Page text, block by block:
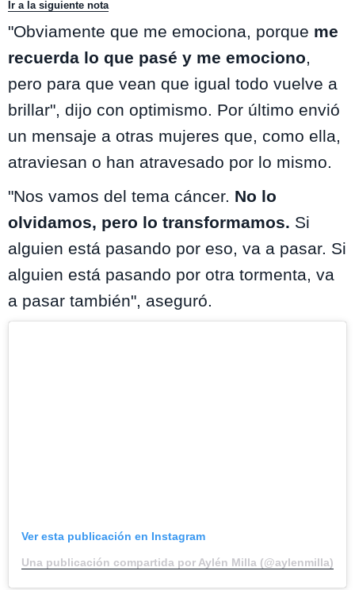
Ir a la siguiente nota
"Obviamente que me emociona, porque me
recuerda lo que pasé y me emociono,
pero para que vean que igual todo vuelve a
brillar", dijo con optimismo. Por último envió
un mensaje a otras mujeres que, como ella,
atraviesan o han atravesado por lo mismo.
"Nos vamos del tema cáncer. No lo
olvidamos, pero lo transformamos. Si
alguien está pasando por eso, va a pasar. Si
alguien está pasando por otra tormenta, va
a pasar también", aseguró.
Ver esta publicación en Instagram
Una publicación compartida por Aylén Milla (@aylenmilla)